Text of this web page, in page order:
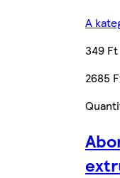
A
349 Ft
2685